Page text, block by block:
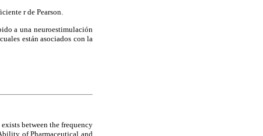
r de Pearson.
a una neuroestimulación
están asociados con la
between the frequency
of Pharmaceutical and